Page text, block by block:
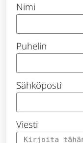
Nimi
Puhelin
Sähköposti
Viesti